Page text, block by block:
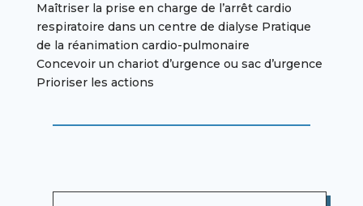
Maîtriser la prise en charge de l’arrêt cardio
respiratoire dans un centre de dialyse Pratique
de la réanimation cardio-pulmonaire
Concevoir un chariot d’urgence ou sac d’urgence
Prioriser les actions